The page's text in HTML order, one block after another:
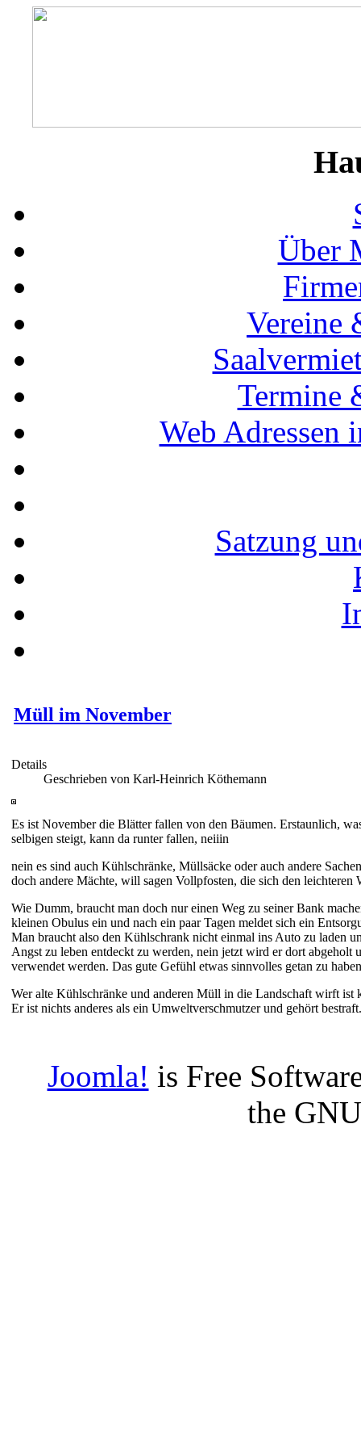
Über
Vereine
Termine
Web Adressen
Satzung
Müll im November
Details
Geschrieben von Karl-Heinrich Köthemann
Es ist November die Blätter fallen von den Bäumen. Erstaunlich,
selbigen steigt, kann da runter fallen, neiiin
nein es sind auch Kühlschränke, Müllsäcke oder auch andere
doch andere Mächte, will sagen Vollpfosten, die sich den leichteren
Wie Dumm, braucht man doch nur einen Weg zu seiner Bank
kleinen Obulus ein und nach ein paar Tagen meldet sich ein
Man braucht also den Kühlschrank nicht einmal ins Auto zu laden
Angst zu leben entdeckt zu werden, nein jetzt wird er dort abgeholt
verwendet werden. Das gute Gefühl etwas sinnvolles getan zu
Wer alte Kühlschränke und anderen Müll in die Landschaft wirft ist
Er ist nichts anderes als ein Umweltverschmutzer und gehört bestraft.
Joomla! is Free
the